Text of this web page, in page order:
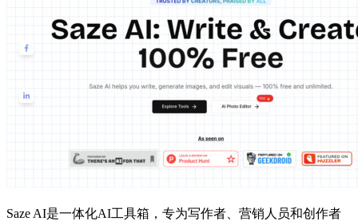
Saze AI是一体化AI工具箱，专为写作者、营销人员和创作者